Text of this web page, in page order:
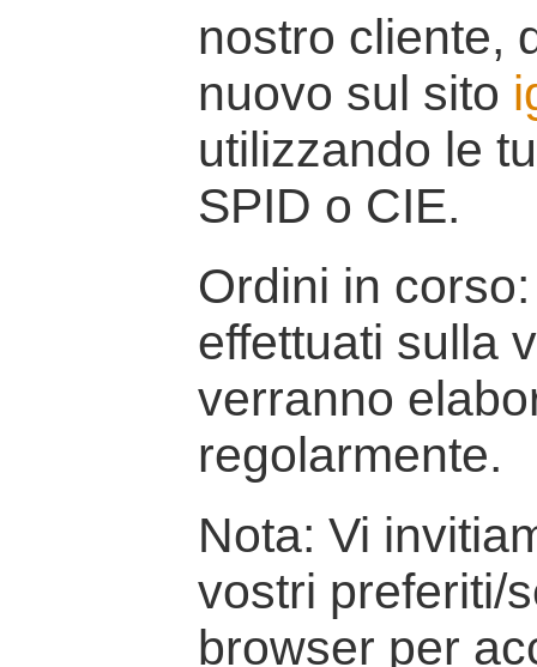
nostro cliente,
nuovo sul sito
utilizzando le
SPID o CIE.
Ordini in
effettuati sulla
verranno
regolarmente.
Nota: Vi
vostri preferiti/
browser per